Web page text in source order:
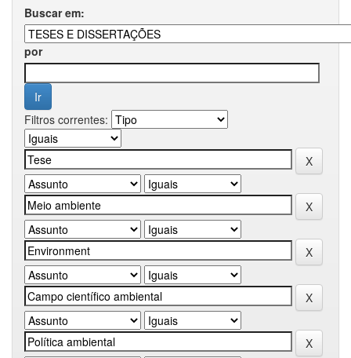
Buscar em:
por
Filtros correntes: